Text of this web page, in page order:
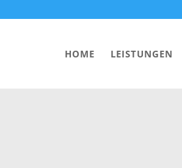
HOME LEISTUNGEN